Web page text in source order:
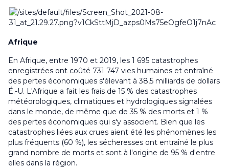
Afrique
En Afrique, entre 1970 et 2019, les 1 695 catastrophes
enregistrées ont coûté 731 747 vies humaines et entraîné
des pertes économiques s'élevant à 38,5 milliards de dollars
É.-U. L'Afrique a fait les frais de 15 % des catastrophes
météorologiques, climatiques et hydrologiques signalées
dans le monde, de même que de 35 % des morts et 1 %
des pertes économiques qui s'y associent. Bien que les
catastrophes liées aux crues aient été les phénomènes les
plus fréquents (60 %), les sécheresses ont entraîné le plus
grand nombre de morts et sont à l'origine de 95 % d'entre
elles dans la région.